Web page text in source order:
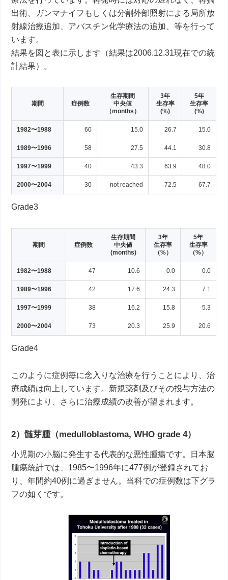
出術、ガンマナイフもしくは分割外部照射による局所放
射線治療追加、アバスチン化学療法の追加、等を行って
います。
結果を図と表に示します（結果は2006.12.31現在での統
計結果）。
期間 症例数
生存期間
中央値
（months）
3年
生存率
(%)
5年
生存率
(%)
1982〜1988 60 15.0 26.7 15.0
1989〜1996 58 27.5 44.1 30.8
1997〜1999 40 43.3 63.9 48.0
2000〜2004 30 not reached 72.5 67.7
Grade3
期間 症例数
生存期間
中央値
(months)
3年
生存率
（%）
5年
生存率
（%）
1982〜1988 47 10.6 0.0 0.0
1989〜1996 42 17.6 24.3 7.1
1997〜1999 38 16.2 15.8 5.3
2000〜2004 73 20.3 25.9 20.6
Grade4
このように症例毎に念入りな治療を行うことにより、治
療成績は向上しています。新規薬剤及びその投与方法の
開発により、さらに治療成績の改善が望まれます。
2）髄芽腫（medulloblastoma, WHO grade 4）
小児期の小脳に発生する代表的な悪性腫瘍です。日本脳
腫瘍統計では、1985〜1996年に477例が登録されてお
り、年間約40例に過ぎません。当科での症例数は下グラ
フの如くです。